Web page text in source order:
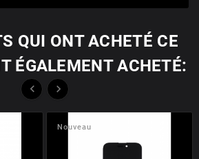
QUI ONT ACHETÉ CE
ÉGALEMENT ACHETÉ:
 
Nouveau